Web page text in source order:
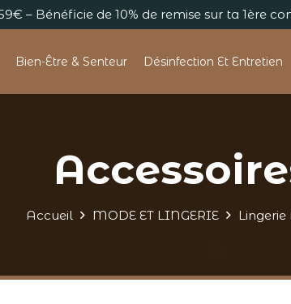
– Bénéficie de 10% de remise sur ta 1ère
Bien-Être & Senteur Désinfection Et Entretien
Accueil MODE ET LINGERIE Lingerie